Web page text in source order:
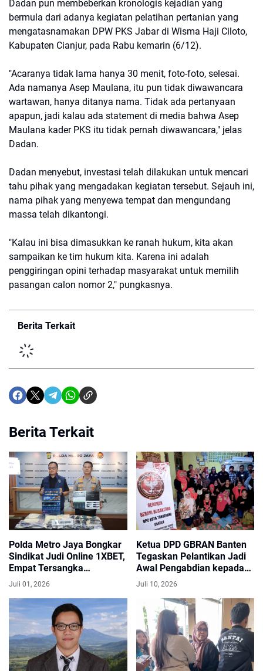
Dadan pun membeberkan kronologis kejadian yang
bermula dari adanya kegiatan pelatihan pertanian yang
mengatasnamakan DPW PKS Jabar di Wisma Haji Ciloto,
Kabupaten Cianjur, pada Rabu kemarin (6/12).
"Acaranya tidak lama hanya 30 menit, foto-foto, selesai.
Ada namanya Asep Maulana, itu pun tidak diwawancara
wartawan, hanya ditanya nama. Tidak ada pertanyaan
apapun, jadi kalau ada statement di media bahwa Asep
Maulana kader PKS itu tidak pernah diwawancara," jelas
Dadan.
Dadan menyebut, investasi telah dilakukan untuk mencari
tahu pihak yang mengadakan kegiatan tersebut. Sejauh ini,
nama pihak yang menyewa tempat dan mengundang
massa telah dikantongi.
"Kalau ini bisa dimasukkan ke ranah hukum, kita akan
sampaikan ke tim hukum kita. Karena ini adalah
penggiringan opini terhadap masyarakat untuk memilih
pasangan calon nomor 2," pungkasnya.
Berita Terkait
Berita Terkait
Polda Metro Jaya Bongkar
Sindikat Judi Online 1XBET,
Empat Tersangka
Ditangkap
Juli 01, 2026
Ketua DPD GBRAN Banten
Tegaskan Pelantikan Jadi
Awal Pengabdian kepada
Masyarakat
Juli 10, 2026